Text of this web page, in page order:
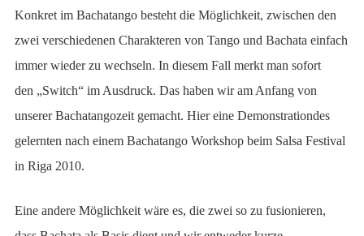
Konkret im Bachatango besteht die Möglichkeit, zwischen den
zwei verschiedenen Charakteren von Tango und Bachata einfach
immer wieder zu wechseln. In diesem Fall merkt man sofort
den „Switch“ im Ausdruck. Das haben wir am Anfang von
unserer Bachatangozeit gemacht. Hier eine Demonstrationdes
gelernten nach einem Bachatango Workshop beim Salsa Festival
in Riga 2010.
Eine andere Möglichkeit wäre es, die zwei so zu fusionieren,